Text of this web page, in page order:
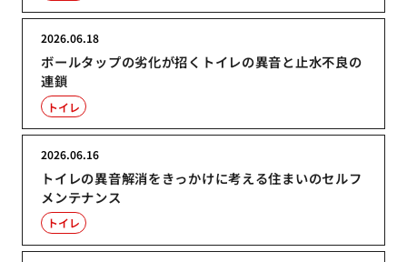
ボールタップの劣化が招くトイレの異音と止水不良の
連鎖
2026.06.18
トイレ
トイレの異音解消をきっかけに考える住まいのセルフ
メンテナンス
2026.06.16
トイレ